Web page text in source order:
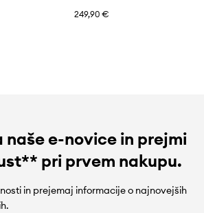
249,90 €
naše e-novice in prejmi
pri prvem nakupu.
in prejemaj informacije o najnovejših